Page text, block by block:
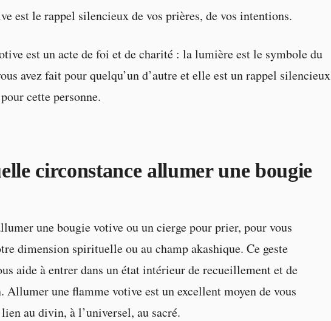
est le rappel silencieux de vos prières, de vos intentions.
est un acte de foi et de charité : la lumière est le symbole du
avez fait pour quelqu’un d’autre et elle est un rappel silencieux
cette personne.
circonstance allumer une bougie
une bougie votive ou un cierge pour prier, pour vous
dimension spirituelle ou au champ akashique. Ce geste
aide à entrer dans un état intérieur de recueillement et de
Allumer une flamme votive est un excellent moyen de vous
au divin, à l’universel, au sacré.